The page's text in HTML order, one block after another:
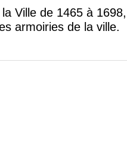
Ville de 1465 à
armoiries de la ville.